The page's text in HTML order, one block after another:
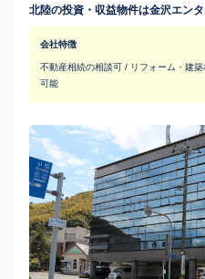
北陸の投資・収益物件は金沢エン
会社特徴
不動産相続の相談可 / リフォーム・建
可能